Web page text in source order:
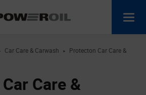
Car Care & Carwash ►
Protecton Car Care &
Care &